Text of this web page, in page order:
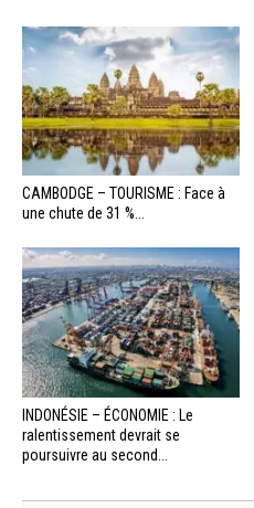
CAMBODGE – TOURISME : Face à
une chute de 31 %...
INDONÉSIE – ÉCONOMIE : Le
ralentissement devrait se
poursuivre au second...